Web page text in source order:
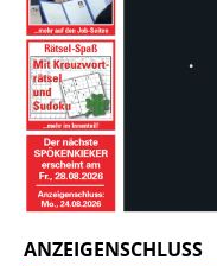
ANZEIGENSCHLUSS